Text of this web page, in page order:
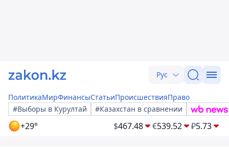
Рус
ПолитикаМирФинансыСтатьиПроисшествияПраво
#Выборы в Курултай
#Казахстан в сравнении
+29° $467.48 €539.52 ₽5.73